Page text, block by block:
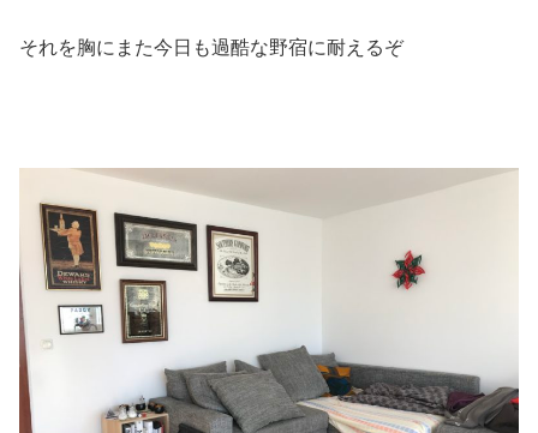
それを胸にまた今日も過酷な野宿に耐えるぞ